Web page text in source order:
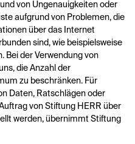
von Ungenauigkeiten oder
aufgrund von Problemen, die
über das Internet
sind, wie beispielsweise
Bei der Verwendung von
die Anzahl der
zu beschränken. Für
Daten, Ratschlägen oder
von Stiftung HERR über
werden, übernimmt Stiftung